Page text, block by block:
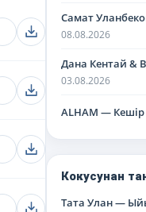
Самат
08.08.2026
Дана Кентай &
03.08.2026
ALHAM —
Кокусунан
Тата Улан —